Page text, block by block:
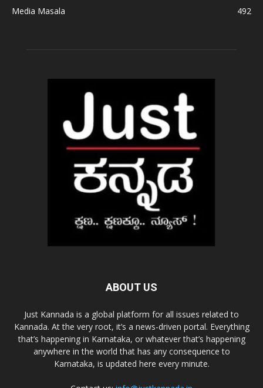
Media Masala
492
ABOUT US
Just Kannada is a global platform for all issues related to
Kannada. At the very root, it’s a news-driven portal. Everything
that’s happening in Karnataka, or whatever that’s happening
anywhere in the world that has any consequence to
Karnataka, is updated here every minute.